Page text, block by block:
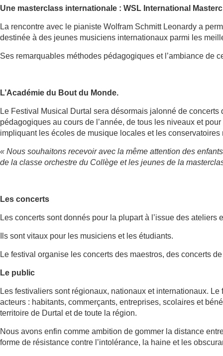
Une masterclass internationale : WSL International
La rencontre avec le pianiste Wolfram Schmitt Leonardy a
destinée à des jeunes musiciens internationaux parmi les
Ses remarquables méthodes pédagogiques et l’ambiance de
L’Académie du Bout du Monde.
Le Festival Musical Durtal sera désormais jalonné de concerts
pédagogiques au cours de l’année, de tous les niveaux et
impliquant les écoles de musique locales et les
« Nous souhaitons recevoir avec la même attention des
de la classe orchestre du Collège et les jeunes de la
Les concerts
Les concerts sont donnés pour la plupart à l’issue des ateliers
Ils sont vitaux pour les musiciens et les étudiants.
Le festival organise les concerts des maestros, des concerts
Le public
Les festivaliers sont régionaux, nationaux et internationaux.
acteurs : habitants, commerçants, entreprises, scolaires et
territoire de Durtal et de toute la région.
Nous avons enfin comme ambition de gommer la distance
forme de résistance contre l’intolérance, la haine et les